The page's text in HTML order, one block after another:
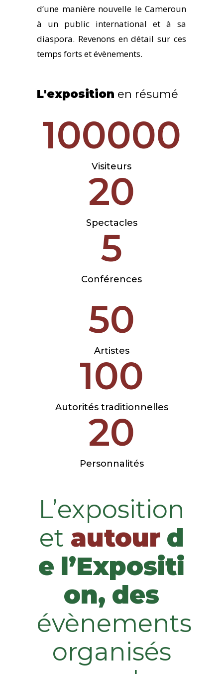
d’une manière nouvelle le Cameroun
à un public international et à sa
diaspora. Revenons en détail sur ces
temps forts et évènements.
L'exposition en résumé
100000
Visiteurs
20
Spectacles
5
Conférences
50
Artistes
100
Autorités traditionnelles
20
Personnalités
L’exposition
et autour d
e l’Expositi
on, des
évènements
organisés